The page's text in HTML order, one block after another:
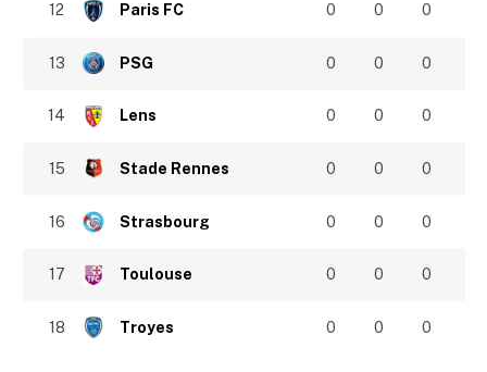
12 Paris FC 0 0 0
13 PSG 0 0 0
14 Lens 0 0 0
15 Stade Rennes 0 0 0
16 Strasbourg 0 0 0
17 Toulouse 0 0 0
18 Troyes 0 0 0